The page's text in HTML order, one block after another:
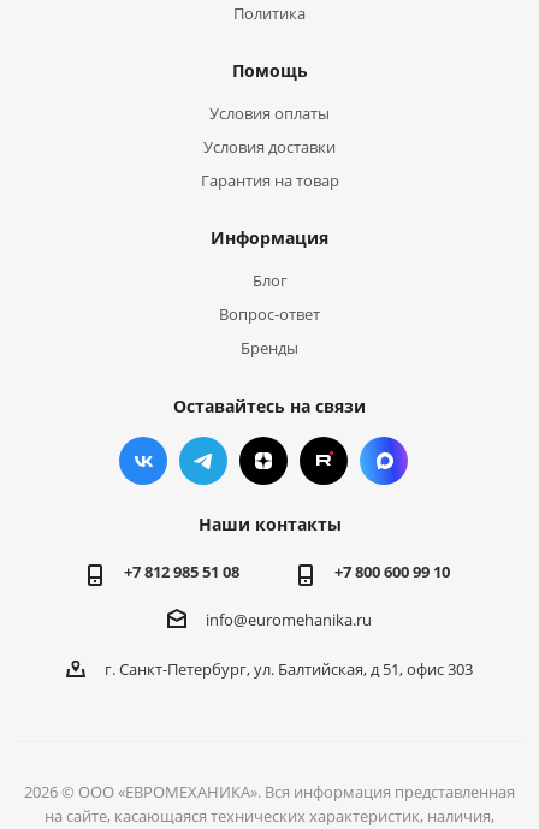
Политика
Помощь
Условия оплаты
Условия доставки
Гарантия на товар
Информация
Блог
Вопрос-ответ
Бренды
Оставайтесь на связи
Наши контакты
+7 812 985 51 08 +7 800 600 99 10
info@euromehanika.ru
г. Санкт-Петербург, ул. Балтийская, д 51, офис 303
2026 © ООО «ЕВРОМЕХАНИКА». Вся информация представленная
на сайте, касающаяся технических характеристик, наличия,